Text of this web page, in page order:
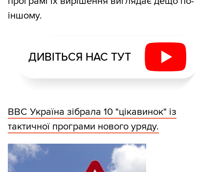
іншому.
ДИВІТЬСЯ НАС ТУТ
ВВС Україна зібрала 10 "цікавинок" із
тактичної програми нового уряду.